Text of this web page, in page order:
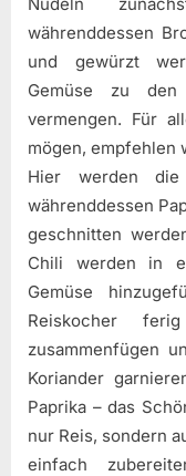
währenddessen
und gewürzt
Gemüse zu
vermengen. Für
mögen, empfehlen
Hier werden die
währenddessen
geschnitten
Chili werden in
Gemüse
Reiskocher
zusammenfügen
Koriander
Paprika – das
nur Reis, sondern
einfach